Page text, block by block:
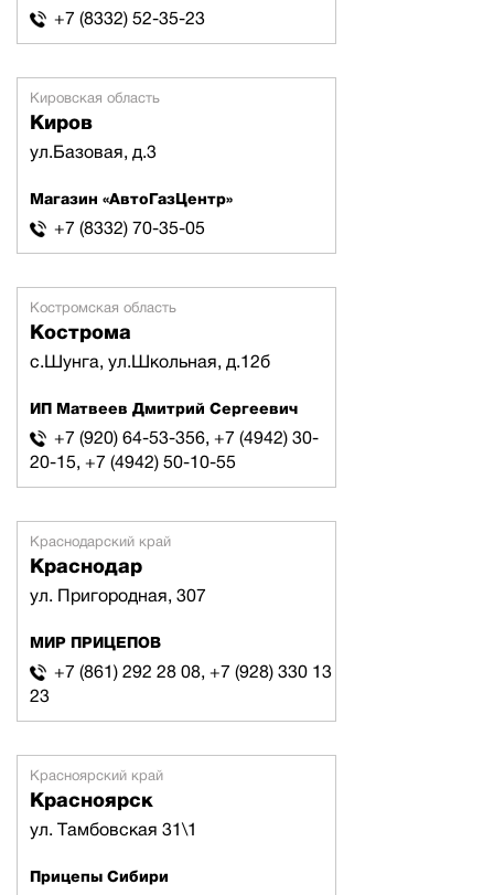
+7 (8332) 52-35-23
Кировская область
Киров
ул.Базовая, д.3
Магазин «АвтоГазЦентр»
+7 (8332) 70-35-05
Костромская область
Кострома
с.Шунга, ул.Школьная, д.12б
ИП Матвеев Дмитрий Сергеевич
+7 (920) 64-53-356, +7 (4942) 30-
20-15, +7 (4942) 50-10-55
Краснодарский край
Краснодар
ул. Пригородная, 307
МИР ПРИЦЕПОВ
+7 (861) 292 28 08, +7 (928) 330 13
23
Красноярский край
Красноярск
ул. Тамбовская 31\1
Прицепы Сибири